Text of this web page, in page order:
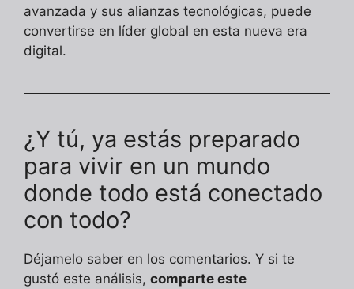
avanzada y sus alianzas tecnológicas, puede
convertirse en líder global en esta nueva era
digital.
¿Y tú, ya estás preparado
para vivir en un mundo
donde todo está conectado
con todo?
Déjamelo saber en los comentarios. Y si te
gustó este análisis, comparte este